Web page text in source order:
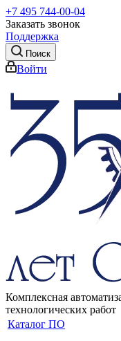
+7 495 744-00-04
Заказать звонок
Поддержка
Поиск
Войти
Комплексная
технологических работ
Каталог ПО